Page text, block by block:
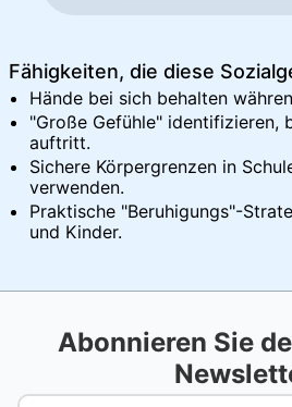
Fähigkeiten, die diese
Hände bei sich behalten
"Große Gefühle" identifizieren,
auftritt.
Sichere Körpergrenzen in
verwenden.
Praktische "Beruhigungs"-
und Kinder.
Abonnieren Sie